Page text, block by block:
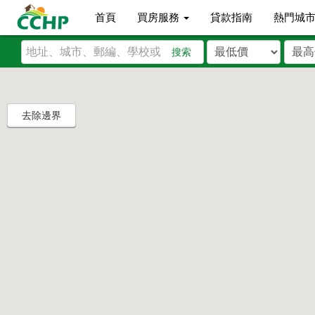
首頁 買房服務 貸款指南 熱門城
搜索
去除邊界